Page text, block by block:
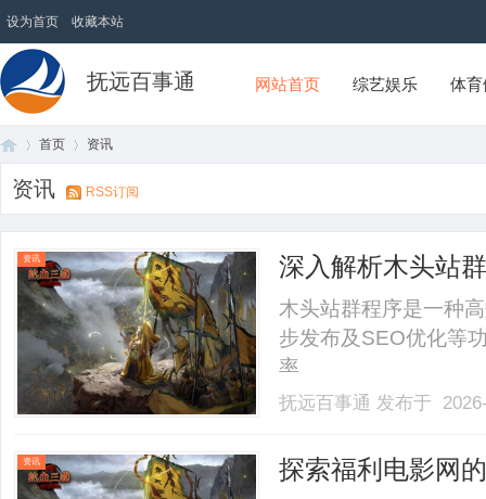
设为首页 收藏本站
抚远百事通 网站首页 综艺娱乐 体
首页 资讯
资讯 RSS订阅
资讯 深入解析木头站
木头站群程序是一种
步发布及SEO优化等
率。......
抚远百事通 发布于
资讯 探索福利电影网